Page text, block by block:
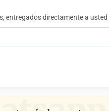
entregados directamente a